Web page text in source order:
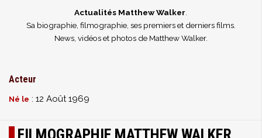
Actualités Matthew Walker
Sa biographie, filmographie, ses premiers et derniers films.
News, vidéos et photos de Matthew Walker.
Acteur
Né le : 12 Août 1969
FILMOGRAPHIE MATTHEW WALKER